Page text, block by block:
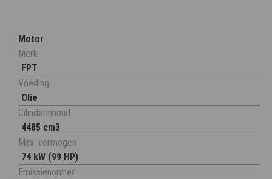
Motor
Merk
FPT
Voeding
Olie
Cilinderinhoud
4485 cm3
Max. vermogen
74 kW (99 HP)
Emissienormen